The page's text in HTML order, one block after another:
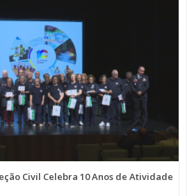
Civil Celebra 10 Anos de Atividade